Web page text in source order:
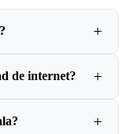
de internet?